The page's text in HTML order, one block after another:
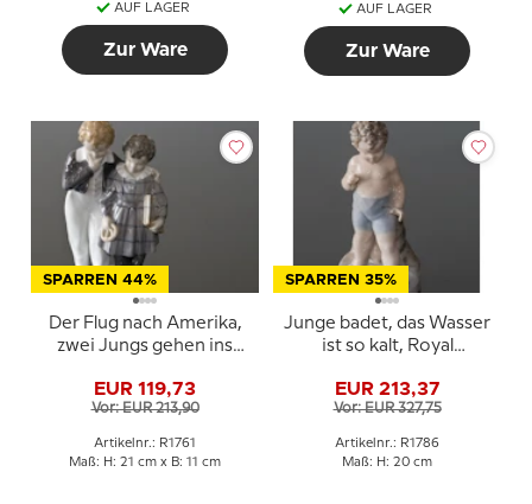
AUF LAGER
Zur Ware
AUF LAGER
Zur Ware
SPARREN 44%
Der Flug nach Amerika,
zwei Jungs gehen ins
Copenhagen Figur Nr.
1761
EUR 119,73
Vor: EUR 213,90
Artikelnr.: R1761
Maß: H: 21 cm x B: 11 cm
SPARREN 35%
Junge badet, das Wasser
ist so kalt, Royal
1786
EUR 213,37
Vor: EUR 327,75
Artikelnr.: R1786
Maß: H: 20 cm